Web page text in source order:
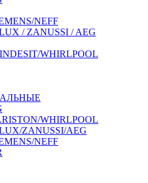
NEFF
/ ZANUSSI / AEG
WHIRLPOOL
WHIRLPOOL
ZANUSSI/AEG
NEFF